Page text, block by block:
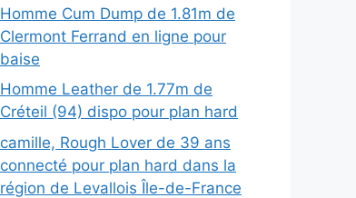
Homme Cum Dump de 1.81m de
Clermont Ferrand en ligne pour
baise
Homme Leather de 1.77m de
Créteil (94) dispo pour plan hard
camille, Rough Lover de 39 ans
connecté pour plan hard dans la
région de Levallois Île-de-France